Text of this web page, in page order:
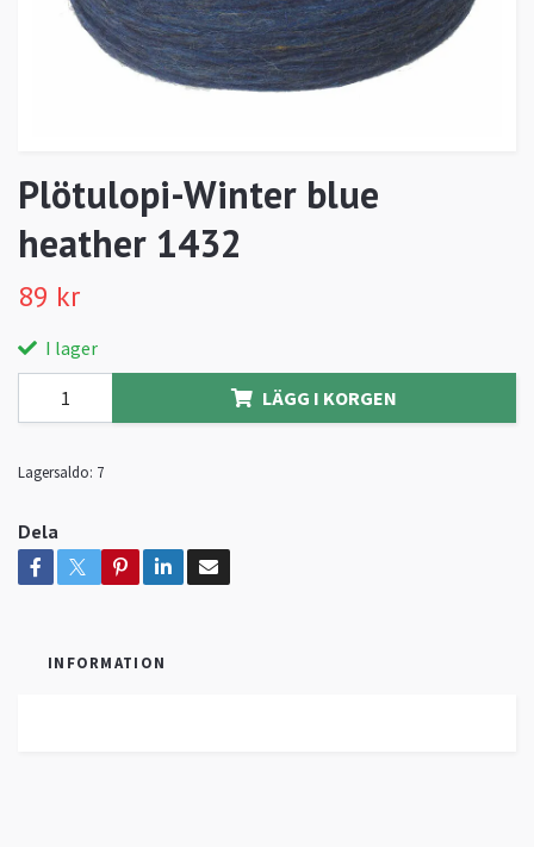
Plötulopi-Winter blue
heather 1432
89 kr
I lager
LÄGG I KORGEN
Lagersaldo: 7
Dela
INFORMATION